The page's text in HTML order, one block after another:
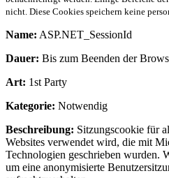
nicht. Diese Cookies speichern keine
Name: ASP.NET_SessionId
Dauer: Bis zum Beenden der
Art: 1st Party
Kategorie: Notwendig
Beschreibung: Sitzungscookie für
Websites verwendet wird, die mit
Technologien geschrieben wurden.
um eine anonymisierte